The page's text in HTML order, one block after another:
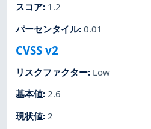
スコア: 1.2
パーセンタイル:0.01
CVSS v2
リスクファクター: Low
基本値:2.6
現状値: 2